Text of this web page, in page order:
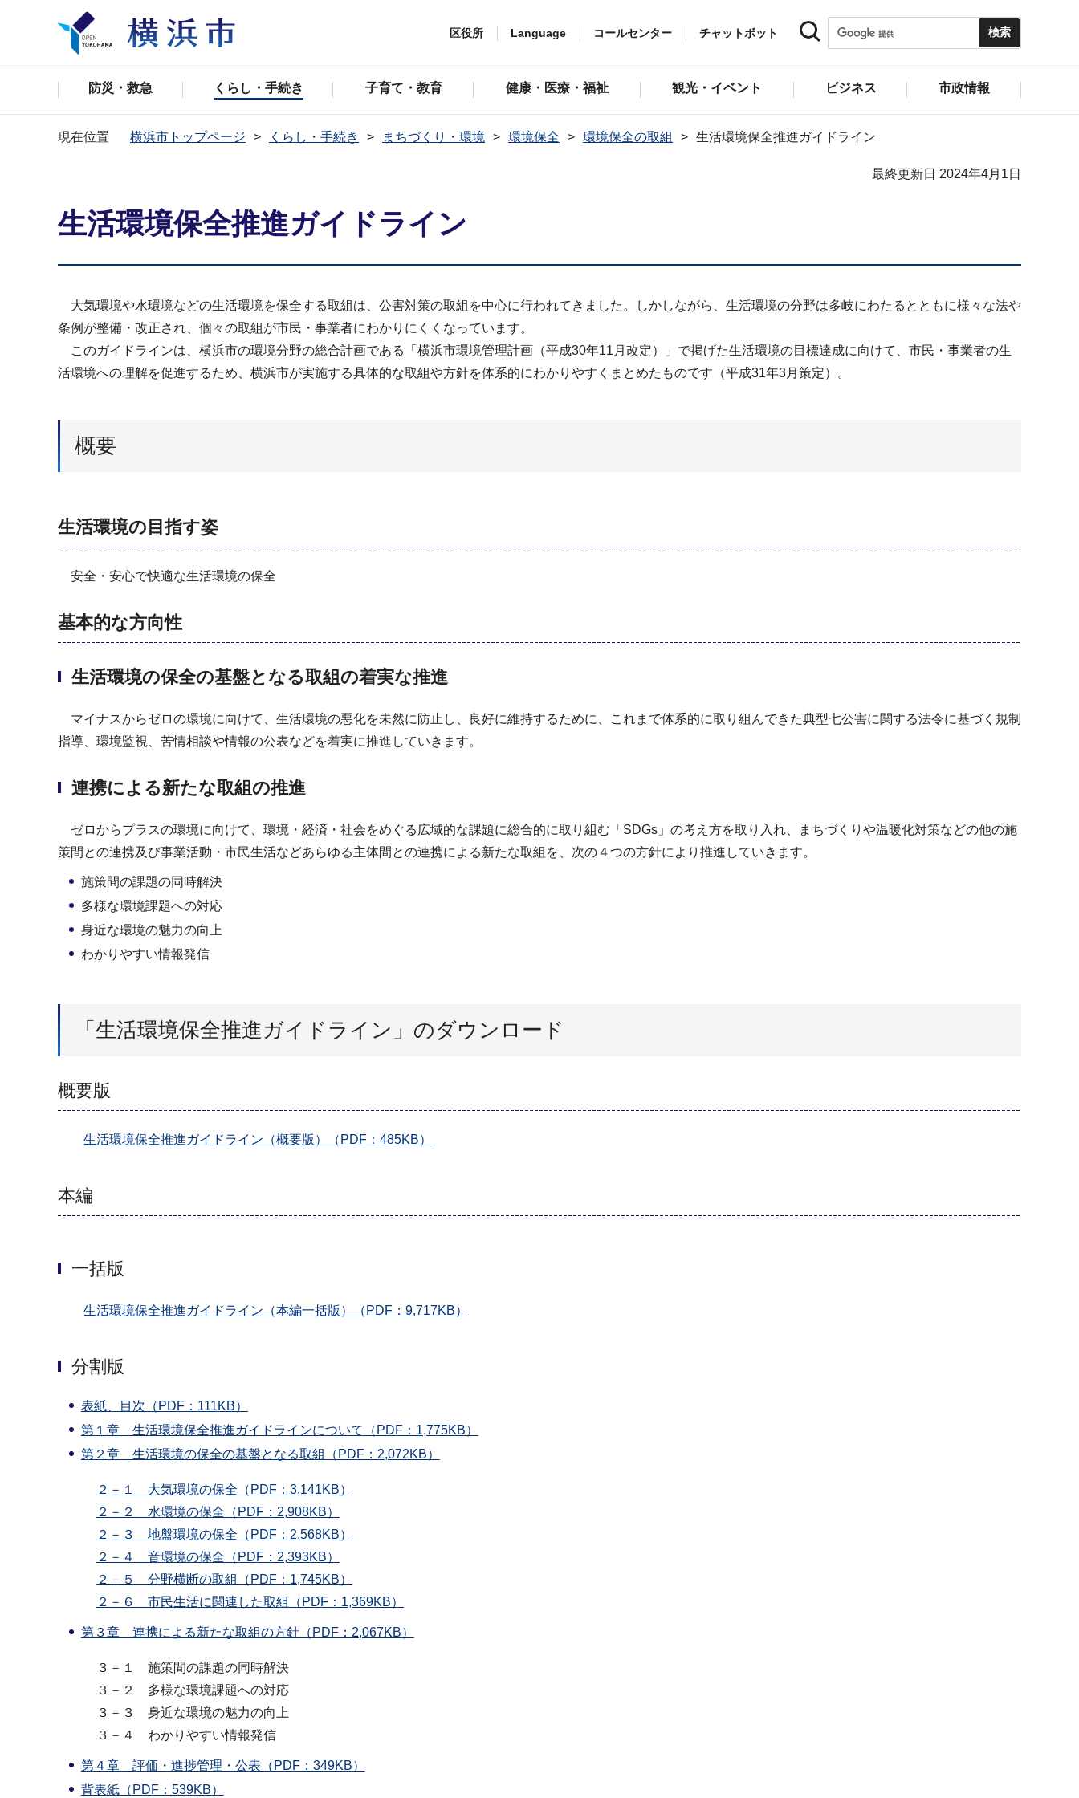
区役所 Language コールセンター チャットボット
防災・救急 くらし・手続き 子育て・教育 健康・医療・福祉 観光・イベント ビジネス 市政情報
現在位置 横浜市トップページ くらし・手続き まちづくり・環境 環境保全 環境保全の取組 生活環境保全推進ガイドライン
最終更新日 2024年4月1日
生活環境保全推進ガイドライン
大気環境や水環境などの生活環境を保全する取組は、公害対策の取組を中心に行われてきました。しかしながら、生活環境の分野は多岐にわたるとともに様々な法や
条例が整備・改正され、個々の取組が市民・事業者にわかりにくくなっています。
このガイドラインは、横浜市の環境分野の総合計画である「横浜市環境管理計画（平成30年11月改定）」で掲げた生活環境の目標達成に向けて、市民・事業者の生
活環境への理解を促進するため、横浜市が実施する具体的な取組や方針を体系的にわかりやすくまとめたものです（平成31年3月策定）。
概要
生活環境の目指す姿
安全・安心で快適な生活環境の保全
基本的な方向性
生活環境の保全の基盤となる取組の着実な推進
マイナスからゼロの環境に向けて、生活環境の悪化を未然に防止し、良好に維持するために、これまで体系的に取り組んできた典型七公害に関する法令に基づく規制
指導、環境監視、苦情相談や情報の公表などを着実に推進していきます。
連携による新たな取組の推進
ゼロからプラスの環境に向けて、環境・経済・社会をめぐる広域的な課題に総合的に取り組む「SDGs」の考え方を取り入れ、まちづくりや温暖化対策などの他の施
策間との連携及び事業活動・市民生活などあらゆる主体間との連携による新たな取組を、次の４つの方針により推進していきます。
施策間の課題の同時解決
多様な環境課題への対応
身近な環境の魅力の向上
わかりやすい情報発信
「生活環境保全推進ガイドライン」のダウンロード
概要版
生活環境保全推進ガイドライン（概要版）（PDF：485KB）
本編
一括版
生活環境保全推進ガイドライン（本編一括版）（PDF：9,717KB）
分割版
表紙、目次（PDF：111KB）
第１章 生活環境保全推進ガイドラインについて（PDF：1,775KB）
第２章 生活環境の保全の基盤となる取組（PDF：2,072KB）
２－１ 大気環境の保全（PDF：3,141KB）
２－２ 水環境の保全（PDF：2,908KB）
２－３ 地盤環境の保全（PDF：2,568KB）
２－４ 音環境の保全（PDF：2,393KB）
２－５ 分野横断の取組（PDF：1,745KB）
２－６ 市民生活に関連した取組（PDF：1,369KB）
第３章 連携による新たな取組の方針（PDF：2,067KB）
３－１ 施策間の課題の同時解決
３－２ 多様な環境課題への対応
３－３ 身近な環境の魅力の向上
３－４ わかりやすい情報発信
第４章 評価・進捗管理・公表（PDF：349KB）
背表紙（PDF：539KB）